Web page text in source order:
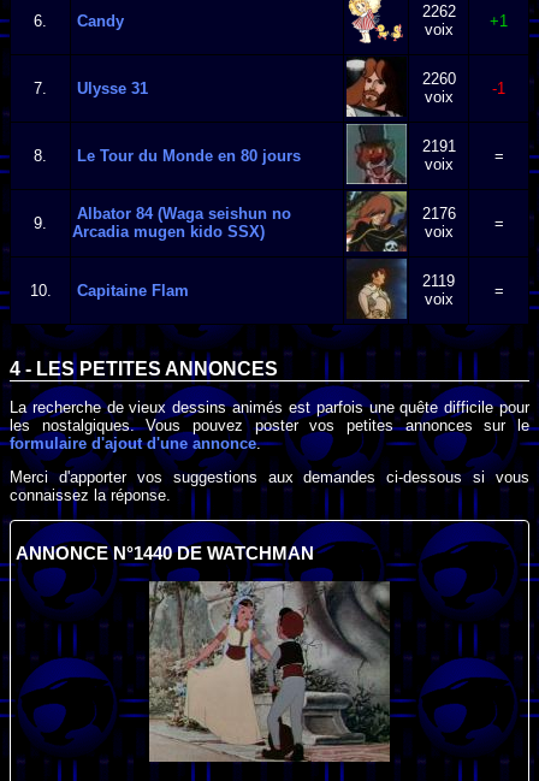
6. Candy
2262
voix
+1
7. Ulysse 31
2260
voix
-1
8. Le Tour du Monde en 80 jours
2191
voix
=
9.
Albator 84 (Waga seishun no
Arcadia mugen kido SSX)
2176
voix
=
10. Capitaine Flam
2119
voix
=
4 - LES PETITES ANNONCES
La recherche de vieux dessins animés est parfois une quête difficile pour
les nostalgiques. Vous pouvez poster vos petites annonces sur le
formulaire d'ajout d'une annonce.
Merci d'apporter vos suggestions aux demandes ci-dessous si vous
connaissez la réponse.
ANNONCE N°1440 DE WATCHMAN